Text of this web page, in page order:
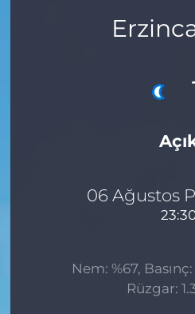
06 Ağustos
Nem: %67,
Rüzgar:
GÜNCEL